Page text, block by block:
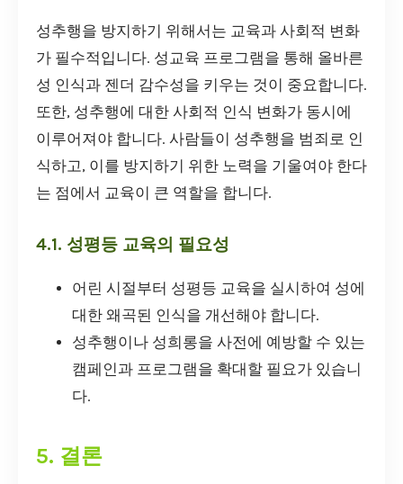
성추행을 방지하기 위해서는 교육과 사회적 변화
가 필수적입니다. 성교육 프로그램을 통해 올바른
성 인식과 젠더 감수성을 키우는 것이 중요합니다.
또한, 성추행에 대한 사회적 인식 변화가 동시에
이루어져야 합니다. 사람들이 성추행을 범죄로 인
식하고, 이를 방지하기 위한 노력을 기울여야 한다
는 점에서 교육이 큰 역할을 합니다.
4.1. 성평등 교육의 필요성
어린 시절부터 성평등 교육을 실시하여 성에
대한 왜곡된 인식을 개선해야 합니다.
성추행이나 성희롱을 사전에 예방할 수 있는
캠페인과 프로그램을 확대할 필요가 있습니
다.
5. 결론